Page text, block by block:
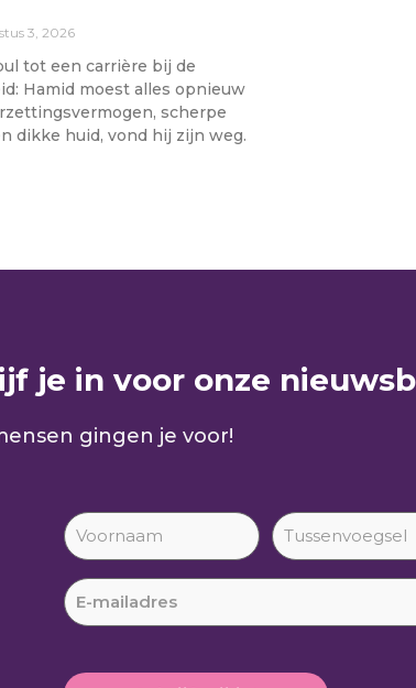
3, 2026
tot een carrière bij de
Hamid moest alles opnieuw
scherpe
dikke huid, vond hij zijn weg.
je in voor onze
gingen je voor!